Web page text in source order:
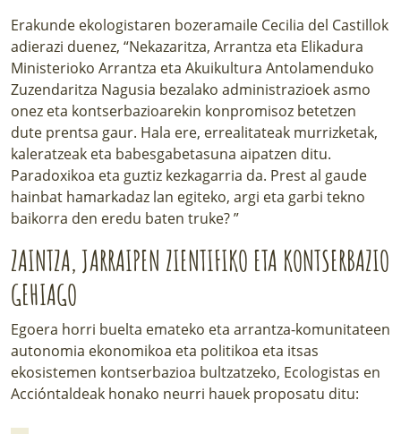
Erakunde ekologistaren bozeramaile Cecilia del Castillok
adierazi duenez, “Nekazaritza, Arrantza eta Elikadura
Ministerioko Arrantza eta Akuikultura Antolamenduko
Zuzendaritza Nagusia bezalako administrazioek asmo
onez eta kontserbazioarekin konpromisoz betetzen
dute prentsa gaur. Hala ere, errealitateak murrizketak,
kaleratzeak eta babesgabetasuna aipatzen ditu.
Paradoxikoa eta guztiz kezkagarria da. Prest al gaude
hainbat hamarkadaz lan egiteko, argi eta garbi tekno
baikorra den eredu baten truke? ”
ZAINTZA, JARRAIPEN ZIENTIFIKO ETA KONTSERBAZIO
GEHIAGO
Egoera horri buelta emateko eta arrantza-komunitateen
autonomia ekonomikoa eta politikoa eta itsas
ekosistemen kontserbazioa bultzatzeko, Ecologistas en
Accióntaldeak honako neurri hauek proposatu ditu: